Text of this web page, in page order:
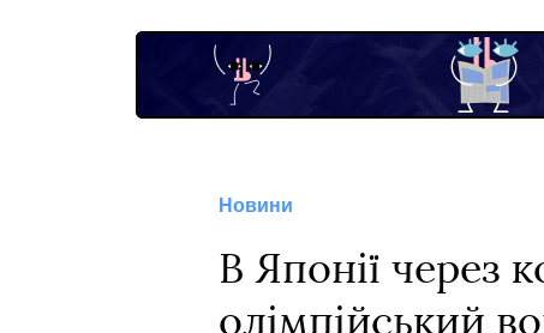
Новини
В Японії через
олімпійський